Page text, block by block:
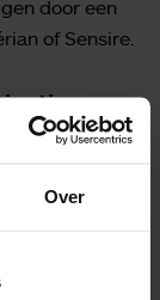
Over
door een
of Sensire.
naar
hier